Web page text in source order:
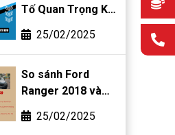
Tố Quan Trọng Khi
25/02/2025
So sánh Ford
Ranger 2018 và
Mazda BT-50 2018
25/02/2025